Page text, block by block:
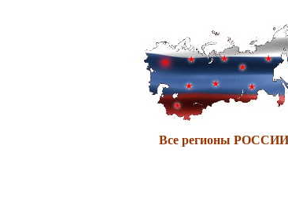
Все регионы РОССИИ